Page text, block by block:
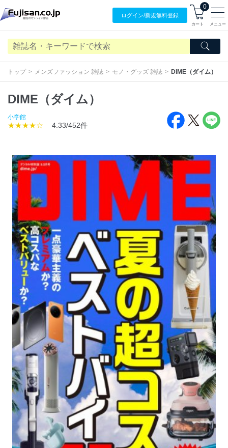
ログイン/新規無料登録
0
カート メニュー
トップ メンズファッション 雑誌 モノ・グッズ 雑誌 DIME（ダイム）
DIME（ダイム）
小学館
★★★★☆ 4.33/452件